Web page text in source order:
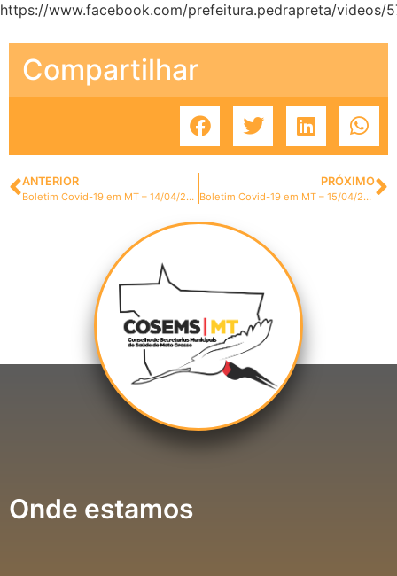
https://www.facebook.com/prefeitura.pedrapreta/videos/
Compartilhar
ANTERIOR
Boletim Covid-19 em MT – 14/04/2020
PRÓXIMO
Boletim Covid-19 em MT – 15/04/2020
Onde estamos